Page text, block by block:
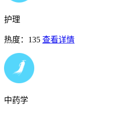
护理
热度：135 查看详情
中药学